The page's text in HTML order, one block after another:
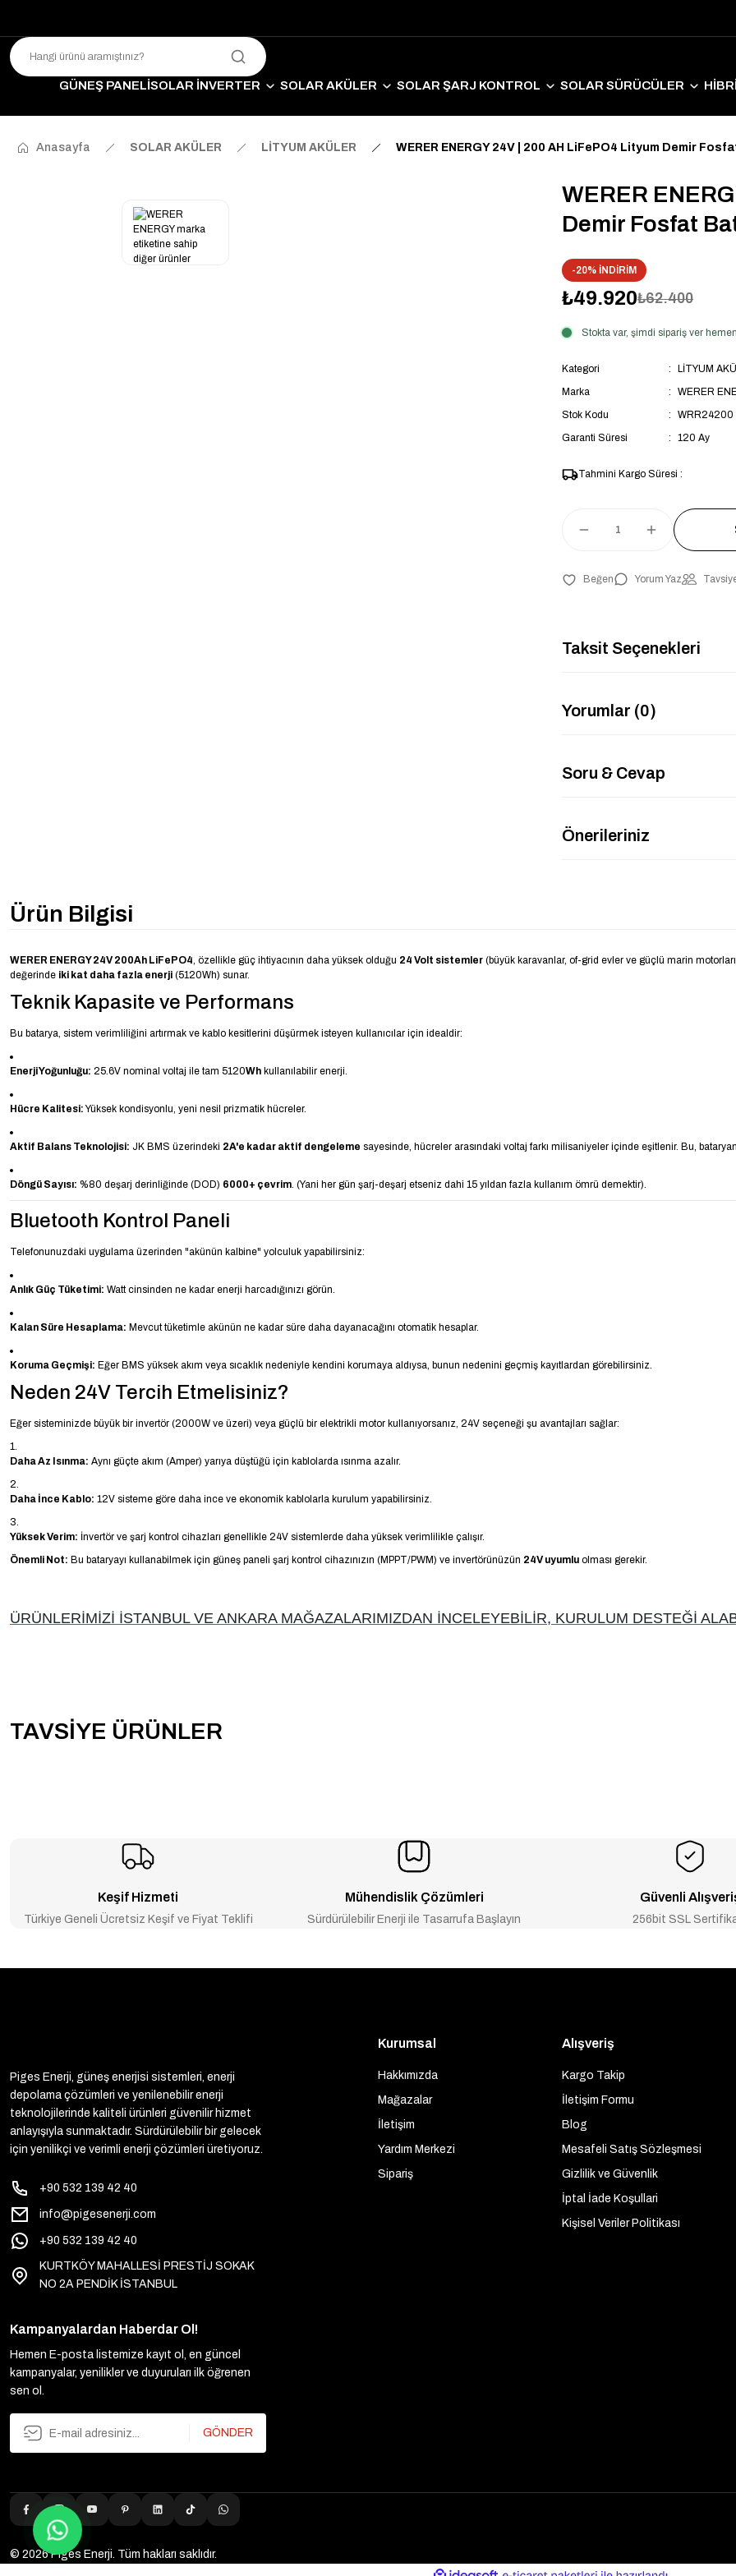
GÜNEŞ PANELİSOLAR İNVERTER SOLAR AKÜLER SOLAR ŞARJ KONTROL SOLAR SÜRÜCÜLER
Anasayfa SOLAR AKÜLER LİTYUM AKÜLER WERER ENERGY 24V | 200 AH LiFePO4 Lityum Demir
WERER
Demir Fosfat
-20% İNDİRİM
₺49.920₺62.400
Stokta var, şimdi sipariş ver
Kategori
LİTYUM
Marka
WERER
Stok Kodu
WRR24200
Garanti Süresi
120 Ay
Tahmini Kargo Süresi :
Yorum Yaz
Taksit Seçenekleri
Yorumlar (0)
Soru & Cevap
Önerileriniz
Ürün Bilgisi
WERER ENERGY 24V 200Ah LiFePO4, özellikle güç ihtiyacının daha yüksek olduğu 24 Volt sistemler (büyük karavanlar, of-grid evler ve güçlü marin
değerinde iki kat daha fazla enerji (5120Wh) sunar.
Teknik Kapasite ve Performans
Bu batarya, sistem verimliliğini artırmak ve kablo kesitlerini düşürmek isteyen kullanıcılar için idealdir:
Enerji Yoğunluğu: 25.6V nominal voltaj ile tam 5120Wh kullanılabilir enerji.
Hücre Kalitesi:Yüksek kondisyonlu, yeni nesil prizmatik hücreler.
Aktif Balans Teknolojisi: JK BMS üzerindeki 2A'e kadar aktif dengeleme sayesinde, hücreler arasındaki voltaj farkı milisaniyeler içinde eşitlenir. Bu,
Döngü Sayısı: %80 deşarj derinliğinde (DOD) 6000+ çevrim. (Yani her gün şarj-deşarj etseniz dahi 15 yıldan fazla kullanım ömrü demektir).
Bluetooth Kontrol Paneli
Telefonunuzdaki uygulama üzerinden "akünün kalbine" yolculuk yapabilirsiniz:
Anlık Güç Tüketimi: Watt cinsinden ne kadar enerji harcadığınızı görün.
Kalan Süre Hesaplama: Mevcut tüketimle akünün ne kadar süre daha dayanacağını otomatik hesaplar.
Koruma Geçmişi: Eğer BMS yüksek akım veya sıcaklık nedeniyle kendini korumaya aldıysa, bunun nedenini geçmiş kayıtlardan görebilirsiniz.
Neden 24V Tercih Etmelisiniz?
Eğer sisteminizde büyük bir invertör (2000W ve üzeri) veya güçlü bir elektrikli motor kullanıyorsanız, 24V seçeneği şu avantajları sağlar:
Daha Az Isınma: Aynı güçte akım (Amper) yarıya düştüğü için kablolarda ısınma azalır.
Daha İnce Kablo: 12V sisteme göre daha ince ve ekonomik kablolarla kurulum yapabilirsiniz.
Yüksek Verim: İnvertör ve şarj kontrol cihazları genellikle 24V sistemlerde daha yüksek verimlilikle çalışır.
Önemli Not: Bu bataryayı kullanabilmek için güneş paneli şarj kontrol cihazınızın (MPPT/PWM) ve invertörünüzün 24V uyumlu olması gerekir.
ÜRÜNLERİMİZİ İSTANBUL VE ANKARA MAĞAZALARIMIZDAN İNCELEYEBİLİR, KURULUM DESTEĞİ
TAVSİYE ÜRÜNLER
Mexxsun 40A MPPT Solar Şarj Cihazı / Regülatörü 12/24V -20% İNDİRİM
Mexxsun 30A MPPT Solar Şarj Cihazı / Regülatörü 12/24V -20% İNDİRİM
Mexxsun 100A
Keşif Hizmeti
Türkiye Geneli Ücretsiz Keşif ve Fiyat Teklifi
Mühendislik Çözümleri
Sürdürülebilir Enerji ile Tasarrufa Başlayın
Güvenli
256bit SSL
Piges Enerji, güneş enerjisi sistemleri, enerji
depolama çözümleri ve yenilenebilir enerji
teknolojilerinde kaliteli ürünleri güvenilir hizmet
anlayışıyla sunmaktadır. Sürdürülebilir bir gelecek
için yenilikçi ve verimli enerji çözümleri üretiyoruz.
+90 532 139 42 40
info@pigesenerji.com
+90 532 139 42 40
KURTKÖY MAHALLESİ PRESTİJ SOKAK
NO 2A PENDİK İSTANBUL
Kurumsal
Hakkımızda
Mağazalar
İletişim
Yardım Merkezi
Sipariş
Alışveriş
Kargo Takip
İletişim Formu
Blog
Mesafeli Satış Sözleşmesi
Gizlilik ve Güvenlik
İptal İade Koşullari
Kişisel Veriler Politikası
Kampanyalardan Haberdar Ol!
Hemen E-posta listemize kayıt ol, en güncel
kampanyalar, yenilikler ve duyuruları ilk öğrenen
sen ol.
GÖNDER
© 2026 Piges Enerji. Tüm hakları saklıdır.